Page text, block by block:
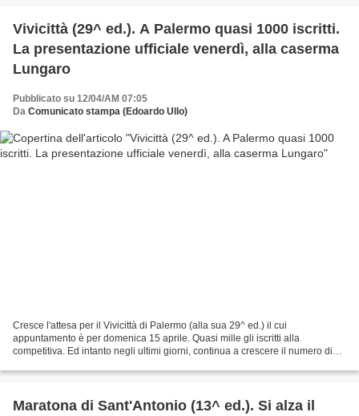
Vivicittà (29^ ed.). A Palermo quasi 1000 iscritti.
La presentazione ufficiale venerdì, alla caserma
Lungaro
Pubblicato su 12/04/AM 07:05
Da Comunicato stampa (Edoardo Ullo)
Cresce l'attesa per il Vivicittà di Palermo (alla sua 29^ ed.) il cui
appuntamento è per domenica 15 aprile. Quasi mille gli iscritti alla
competitiva. Ed intanto negli ultimi giorni, continua a crescere il numero di
Maratona di Sant'Antonio (13^ ed.). Si alza il